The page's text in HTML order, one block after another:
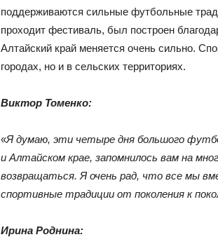
поддерживаются сильные футбольные
проходит фестиваль, был построен
Алтайский край меняется очень сильно.
городах, но и в сельских территориях.
Виктор Томенко:
«Я думаю, эти четыре дня большого
и Алтайском крае, запомнилось вам на
возвращаться. Я очень рад, что все мы
спортивные традиции от поколения к
Ирина Роднина: